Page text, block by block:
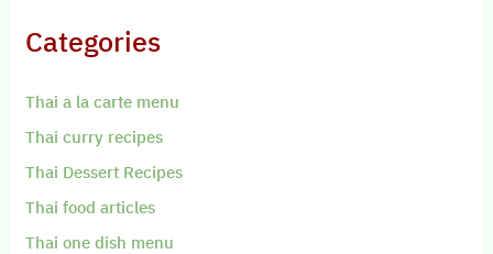
Categories
Thai a la carte menu
Thai curry recipes
Thai Dessert Recipes
Thai food articles
Thai one dish menu